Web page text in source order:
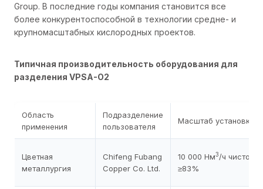
Group. В последние годы компания становится все
более конкурентоспособной в технологии средне- и
крупномасштабных кислородных проектов.
Типичная производительность оборудования для
разделения VPSA-O2
Область
применения
Подразделение
пользователя
Масштаб установки
Цветная
металлургия
Chifeng Fubang
Copper Co. Ltd.
10 000 Нм3/ч чистота
≥83%